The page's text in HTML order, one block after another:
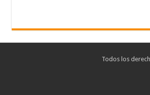
Todos los